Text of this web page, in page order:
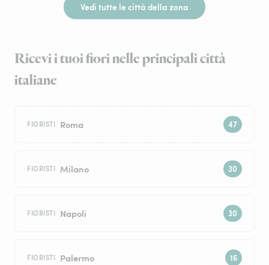
Vedi tutte le città della zona
Ricevi i tuoi fiori nelle principali città
italiane
FIORISTI Roma
FIORISTI Milano
FIORISTI Napoli
FIORISTI Palermo